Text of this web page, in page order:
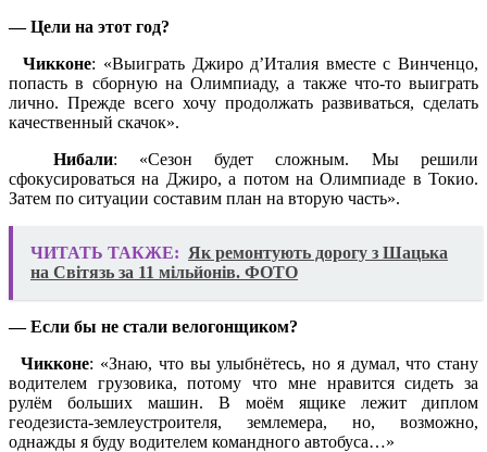
— Цели на этот год?
Чикконе: «Выиграть Джиро д’Италия вместе с Винченцо,
попасть в сборную на Олимпиаду, а также что-то выиграть
лично. Прежде всего хочу продолжать развиваться, сделать
качественный скачок».
Нибали: «Сезон будет сложным. Мы решили
сфокусироваться на Джиро, а потом на Олимпиаде в Токио.
Затем по ситуации составим план на вторую часть».
ЧИТАТЬ ТАКЖЕ: Як ремонтують дорогу з Шацька
на Світязь за 11 мільйонів. ФОТО
— Если бы не стали велогонщиком?
Чикконе: «Знаю, что вы улыбнётесь, но я думал, что стану
водителем грузовика, потому что мне нравится сидеть за
рулём больших машин. В моём ящике лежит диплом
геодезиста-землеустроителя, землемера, но, возможно,
однажды я буду водителем командного автобуса…»